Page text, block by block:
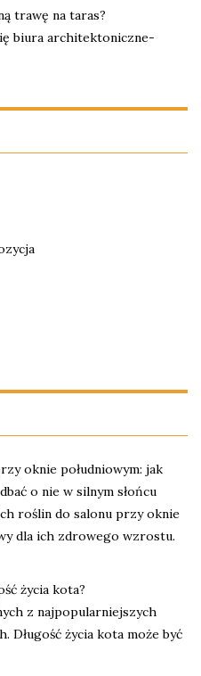
trawę na taras?
biura architektoniczne-
oknie południowym: jak
o nie w silnym słońcu
roślin do salonu przy oknie
dla ich zdrowego wzrostu.
życia kota?
z najpopularniejszych
Długość życia kota może być